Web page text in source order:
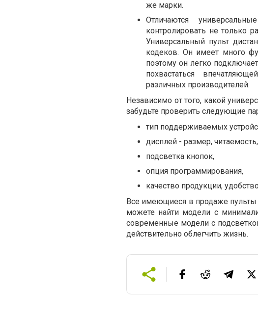
же марки.
Отличаются
контролировать не только
Универсальный пульт
кодеков. Он имеет много
поэтому он легко
похвастаться
различных производителей.
Независимо от того, какой
забудьте проверить следующие
тип поддерживаемых
дисплей - размер, читаемость,
подсветка кнопок,
опция программирования,
качество продукции,
Все имеющиеся в продаже пульты
можете найти модели с
современные модели с
действительно облегчить жизнь.